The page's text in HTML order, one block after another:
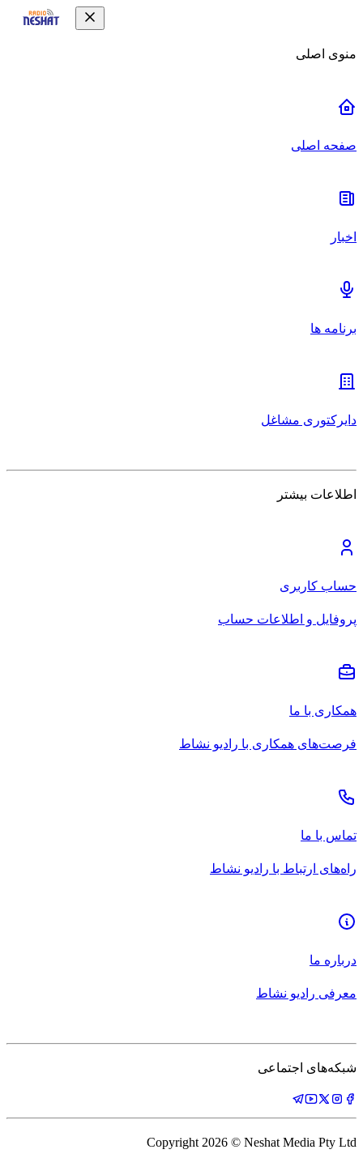
منوی اصلی
صفحه اصلی
اخبار
برنامه ها
دایرکتوری مشاغل
اطلاعات بیشتر
حساب کاربری
پروفایل و اطلاعات حساب
همکاری با ما
فرصت‌های همکاری با رادیو نشاط
تماس با ما
راه‌های ارتباط با رادیو نشاط
درباره ما
معرفی رادیو نشاط
شبکه‌های اجتماعی
Copyright 2026 © Neshat Media Pty Ltd